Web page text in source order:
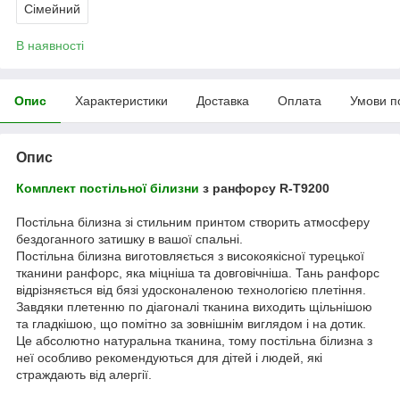
Сімейний
В наявності
Опис Характеристики Доставка Оплата Умови
Опис
Комплект постільної білизни з ранфорсу R-T9200
Постільна білизна зі стильним принтом створить атмосферу
бездоганного затишку в вашої спальні.
Постільна білизна виготовляється з високоякісної турецької
тканини ранфорс, яка міцніша та довговічніша. Тань ранфорс
відрізняється від бязі удосконаленою технологією плетіння.
Завдяки плетенню по діагоналі тканина виходить щільнішою
та гладкішою, що помітно за зовнішнім виглядом і на дотик.
Це абсолютно натуральна тканина, тому постільна білизна з
неї особливо рекомендуються для дітей і людей, які
страждають від алергії.